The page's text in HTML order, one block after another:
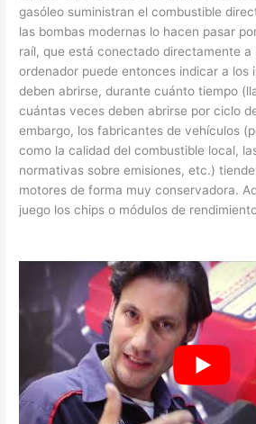
gasóleo suministran el combustible
las bombas modernas lo hacen pasar
raíl, que está conectado directamente a
ordenador puede entonces indicar a los
deben abrirse, durante cuánto tiempo
cuántas veces deben abrirse por ciclo
embargo, los fabricantes de vehículos
como la calidad del combustible local,
normativas sobre emisiones, etc.)
motores de forma muy conservadora.
juego los chips o módulos de